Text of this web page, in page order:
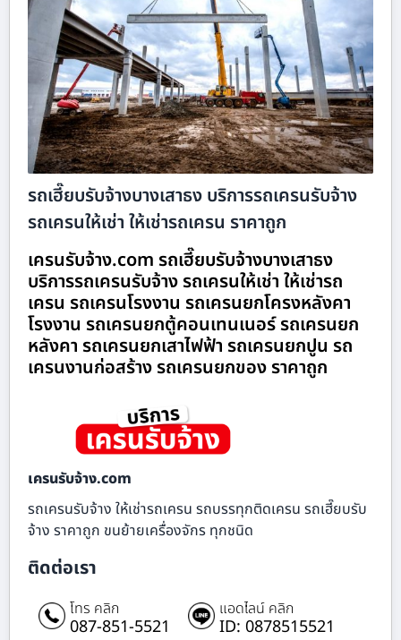
รถเฮี๊ยบรับจ้างบางเสาธง บริการรถเครนรับจ้าง
รถเครนให้เช่า ให้เช่ารถเครน ราคาถูก
เครนรับจ้าง.com รถเฮี๊ยบรับจ้างบางเสาธง
บริการรถเครนรับจ้าง รถเครนให้เช่า ให้เช่ารถ
เครน รถเครนโรงงาน รถเครนยกโครงหลังคา
โรงงาน รถเครนยกตู้คอนเทนเนอร์ รถเครนยก
หลังคา รถเครนยกเสาไฟฟ้า รถเครนยกปูน รถ
เครนงานก่อสร้าง รถเครนยกของ ราคาถูก
เครนรับจ้าง.com
รถเครนรับจ้าง ให้เช่ารถเครน รถบรรทุกติดเครน รถเฮี๊ยบรับ
จ้าง ราคาถูก ขนย้ายเครื่องจักร ทุกชนิด
ติดต่อเรา
โทร คลิก
087-851-5521
แอดไลน์ คลิก
ID: 0878515521